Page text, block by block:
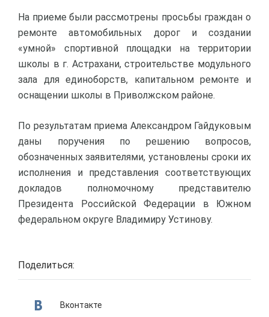
На приеме были рассмотрены просьбы граждан о
ремонте автомобильных дорог и создании
«умной» спортивной площадки на территории
школы в г. Астрахани, строительстве модульного
зала для единоборств, капитальном ремонте и
оснащении школы в Приволжском районе.
По результатам приема Александром Гайдуковым
даны поручения по решению вопросов,
обозначенных заявителями, установлены сроки их
исполнения и представления соответствующих
докладов полномочному представителю
Президента Российской Федерации в Южном
федеральном округе Владимиру Устинову.
Поделиться:
Вконтакте